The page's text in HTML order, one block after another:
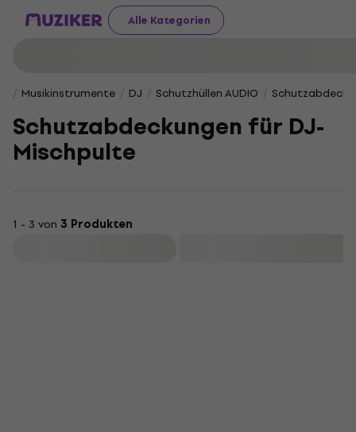
Alle Kategorien
Musikinstrumente DJ Schutzhüllen AUDIO
Schutzabdeckungen für DJ-
Mischpulte
1 - 3 von 3 Produkten